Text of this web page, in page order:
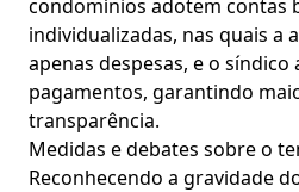
condomínios adotem contas
individualizadas, nas quais a
apenas despesas, e o síndico
pagamentos, garantindo
transparência.
Medidas e debates sobre o
Reconhecendo a gravidade